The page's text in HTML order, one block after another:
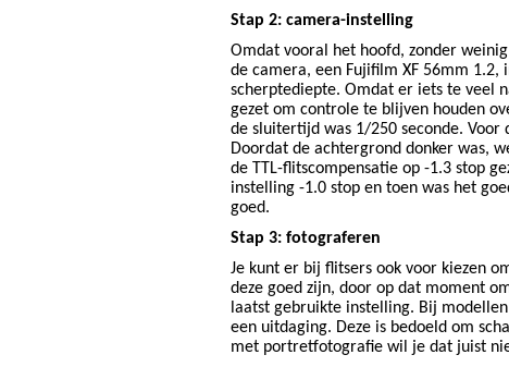
Stap 2: camera-instelling
Omdat vooral het hoofd, zonder
de camera, een Fujifilm XF 56mm
scherptediepte. Omdat er iets te veel
gezet om controle te blijven houden
de sluitertijd was 1/250 seconde. Voor
Doordat de achtergrond donker was,
de TTL-flitscompensatie op -1.3 stop
instelling -1.0 stop en toen was het
goed.
Stap 3: fotograferen
Je kunt er bij flitsers ook voor kiezen
deze goed zijn, door op dat moment
laatst gebruikte instelling. Bij
een uitdaging. Deze is bedoeld om
met portretfotografie wil je dat juist